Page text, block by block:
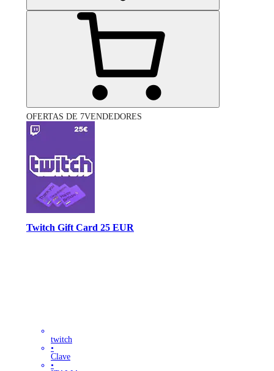
OFERTAS DE 7VENDEDORES
Twitch Gift Card 25 EUR
twitch
•
Clave
•